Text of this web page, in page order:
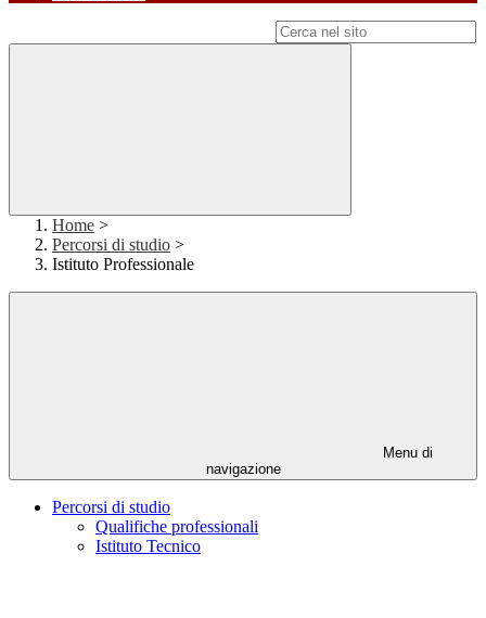
Home >
Percorsi di studio >
Istituto Professionale
Menu di
navigazione
Percorsi di studio
Qualifiche professionali
Istituto Tecnico